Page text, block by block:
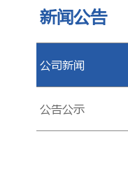
新闻公告
公司新闻
公告公示